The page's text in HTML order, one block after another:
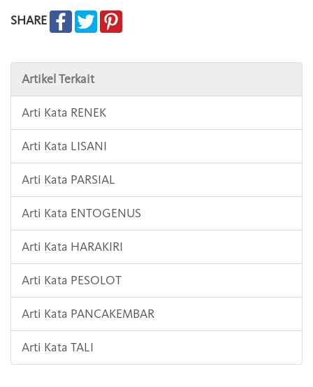
SHARE
Artikel Terkait
Arti Kata RENEK
Arti Kata LISANI
Arti Kata PARSIAL
Arti Kata ENTOGENUS
Arti Kata HARAKIRI
Arti Kata PESOLOT
Arti Kata PANCAKEMBAR
Arti Kata TALI